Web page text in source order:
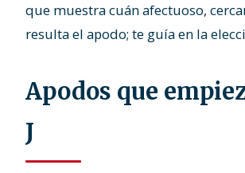
que muestra cuán afectuoso,
resulta el apodo; te guía en la
Apodos que
J